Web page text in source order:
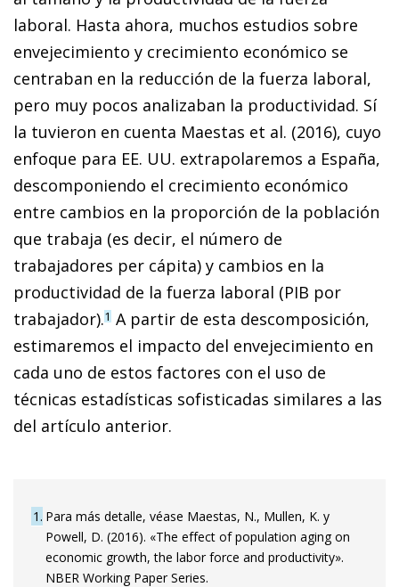
laboral. Hasta ahora, muchos estudios sobre
envejecimiento y crecimiento económico se
centraban en la reducción de la fuerza laboral,
pero muy pocos analizaban la productividad. Sí
la tuvieron en cuenta Maestas et al. (2016), cuyo
enfoque para EE. UU. extrapolaremos a España,
descomponiendo el crecimiento económico
entre cambios en la proporción de la población
que trabaja (es decir, el número de
trabajadores per cápita) y cambios en la
productividad de la fuerza laboral (PIB por
trabajador).1 A partir de esta descomposición,
estimaremos el impacto del envejecimiento en
cada uno de estos factores con el uso de
técnicas estadísticas sofisticadas similares a las
del artículo anterior.
1 Para más detalle, véase Maestas, N., Mullen, K. y
Powell, D. (2016). «The effect of population aging on
economic growth, the labor force and productivity».
NBER Working Paper Series.